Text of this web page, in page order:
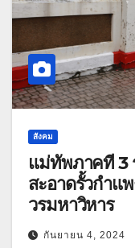
สังคม
แม่ทัพภาคที่ 3
สะอาดรั้วกำแ
วรมหาวิหาร
กันยายน 4, 2024